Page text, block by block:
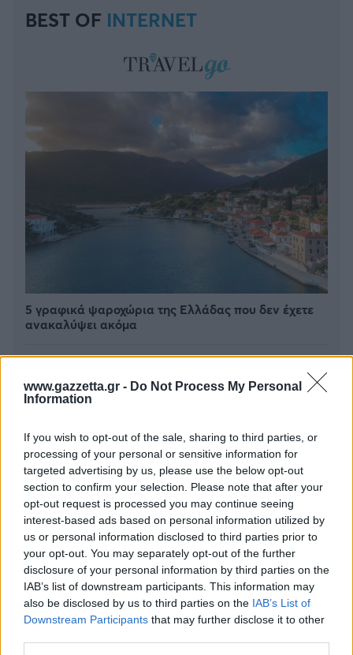
www.gazzetta.gr - Do Not Process My Personal
Information
If you wish to opt-out of the sale, sharing to third parties, or
processing of your personal or sensitive information for
targeted advertising by us, please use the below opt-out
section to confirm your selection. Please note that after your
opt-out request is processed you may continue seeing
interest-based ads based on personal information utilized by
us or personal information disclosed to third parties prior to
your opt-out. You may separately opt-out of the further
disclosure of your personal information by third parties on the
IAB’s list of downstream participants. This information may
also be disclosed by us to third parties on the IAB’s List of
Downstream Participants that may further disclose it to other
BEST OF INTERNET
5 γραφικά ψαροχώρια της Ελλάδας που δεν έχετε
ανακαλύψει ακόμα
της Πορτογαλίας
των Αγίων και η μαγευτική παραλία στο Λιβυκό